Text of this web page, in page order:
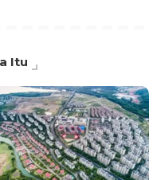
Itu